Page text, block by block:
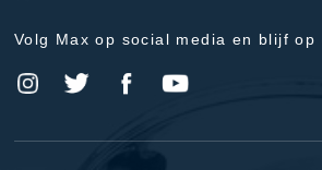
Volg Max op social media en blijf op